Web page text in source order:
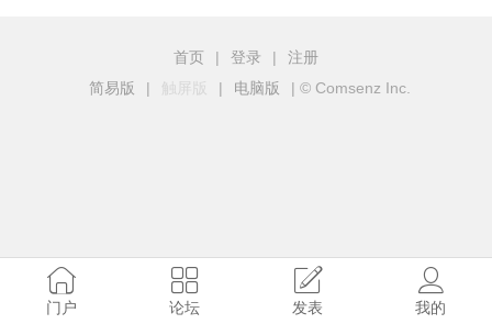
首页 | 登录 |
注册
简易版
| 触屏版 | 电脑版 | © Comsenz Inc.
门户 论坛 发表 我的